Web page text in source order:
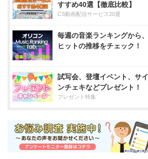
すすめ40選【徹底比較】
CS動画配信サービス20選
毎週の音楽ランキングから、
ヒットの推移をチェック！
試写会、登壇イベント、サイ
ンチェキなどプレゼント！
プレゼント特集